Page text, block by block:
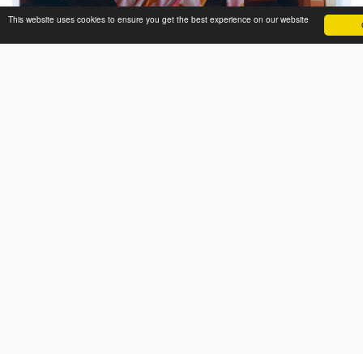
This website uses cookies to ensure you get the best experience on our website